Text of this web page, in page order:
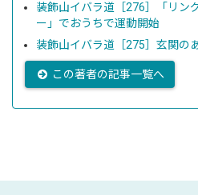
装飾山イバラ道［276］「リン
ー」でおうちで運動開始
装飾山イバラ道［275］玄関の
この著者の記事一覧へ